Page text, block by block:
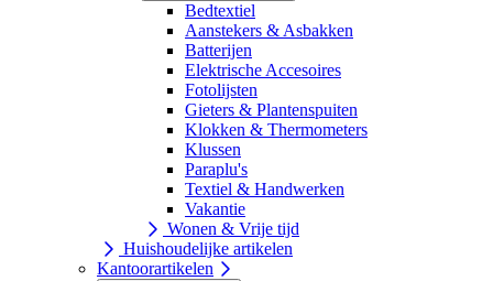
Bedtextiel
Aanstekers & Asbakken
Batterijen
Elektrische Accesoires
Fotolijsten
Gieters & Plantenspuiten
Klokken & Thermometers
Klussen
Paraplu's
Textiel & Handwerken
Vakantie
Wonen & Vrije tijd
Huishoudelijke artikelen
Kantoorartikelen